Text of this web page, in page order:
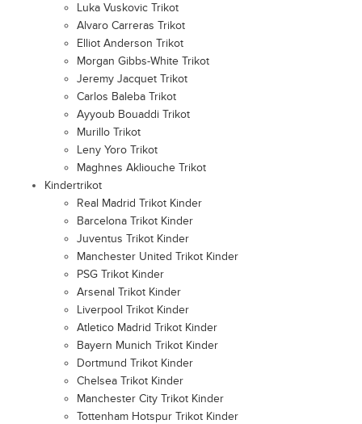
Luka Vuskovic Trikot
Alvaro Carreras Trikot
Elliot Anderson Trikot
Morgan Gibbs-White Trikot
Jeremy Jacquet Trikot
Carlos Baleba Trikot
Ayyoub Bouaddi Trikot
Murillo Trikot
Leny Yoro Trikot
Maghnes Akliouche Trikot
Kindertrikot
Real Madrid Trikot Kinder
Barcelona Trikot Kinder
Juventus Trikot Kinder
Manchester United Trikot Kinder
PSG Trikot Kinder
Arsenal Trikot Kinder
Liverpool Trikot Kinder
Atletico Madrid Trikot Kinder
Bayern Munich Trikot Kinder
Dortmund Trikot Kinder
Chelsea Trikot Kinder
Manchester City Trikot Kinder
Tottenham Hotspur Trikot Kinder